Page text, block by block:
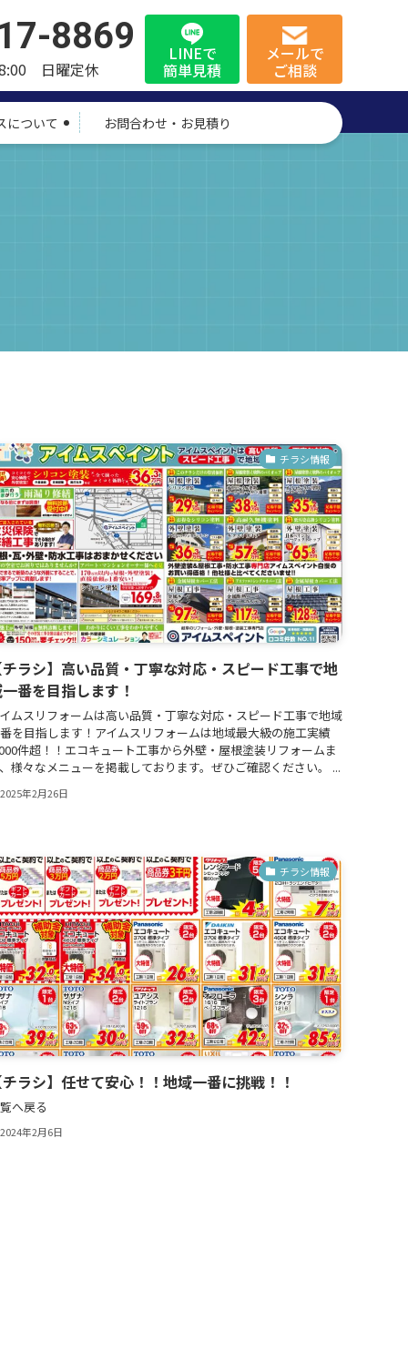
について お問合わせ・お見積り
8869
日曜定休
LINEで
簡単見積
メールで
ご相談
チラシ情報
ラシ】高い品質・丁寧な対応・スピード工事で地
番を目指します！
ムスリフォームは高い品質・丁寧な対応・スピード工事で地域
を目指します！アイムスリフォームは地域最大級の施工実績
件超！！エコキュート工事から外壁・屋根塗装リフォームま
様々なメニューを掲載しております。ぜひご確認ください。 ...
2025年2月26日
チラシ情報
ラシ】任せて安心！！地域一番に挑戦！！
へ戻る
2024年2月6日